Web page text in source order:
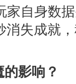
家自身数
消失成就
影响？